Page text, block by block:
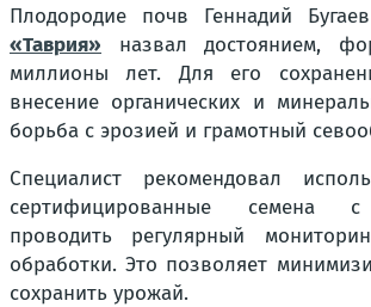
Плодородие почв Геннадий
«Таврия» назвал достоянием,
миллионы лет. Для его
внесение органических и
борьба с эрозией и грамотный
Специалист рекомендовал
сертифицированные семена с
проводить регулярный
обработки. Это позволяет
сохранить урожай.